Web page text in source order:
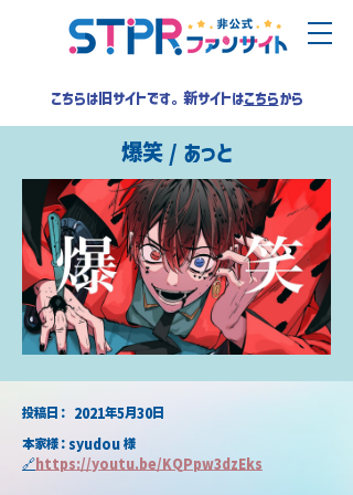
こちらは旧サイトです。新サイトはこちらから
爆笑 / あっと
2021年5月30日
​投稿日：
本家様：syudou 様
🔗https://youtu.be/KQPpw3dzEks